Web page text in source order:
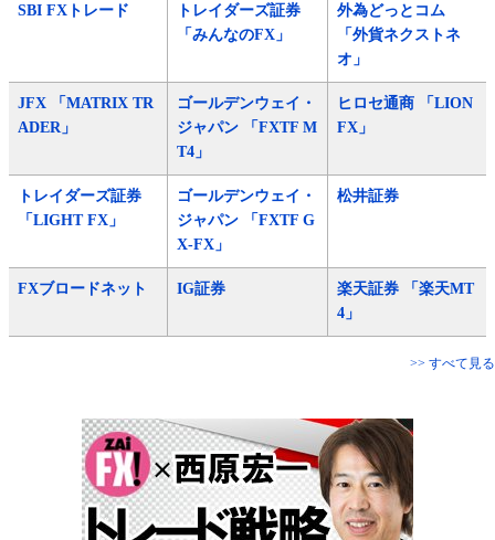
SBI FXトレード
トレイダーズ証券
「みんなのFX」
外為どっとコム
「外貨ネクストネ
オ」
JFX 「MATRIX TR
ADER」
ゴールデンウェイ・
ジャパン 「FXTF M
T4」
ヒロセ通商 「LION
FX」
トレイダーズ証券
「LIGHT FX」
ゴールデンウェイ・
ジャパン 「FXTF G
X-FX」
松井証券
FXブロードネット IG証券
楽天証券 「楽天MT
4」
>> すべて見る